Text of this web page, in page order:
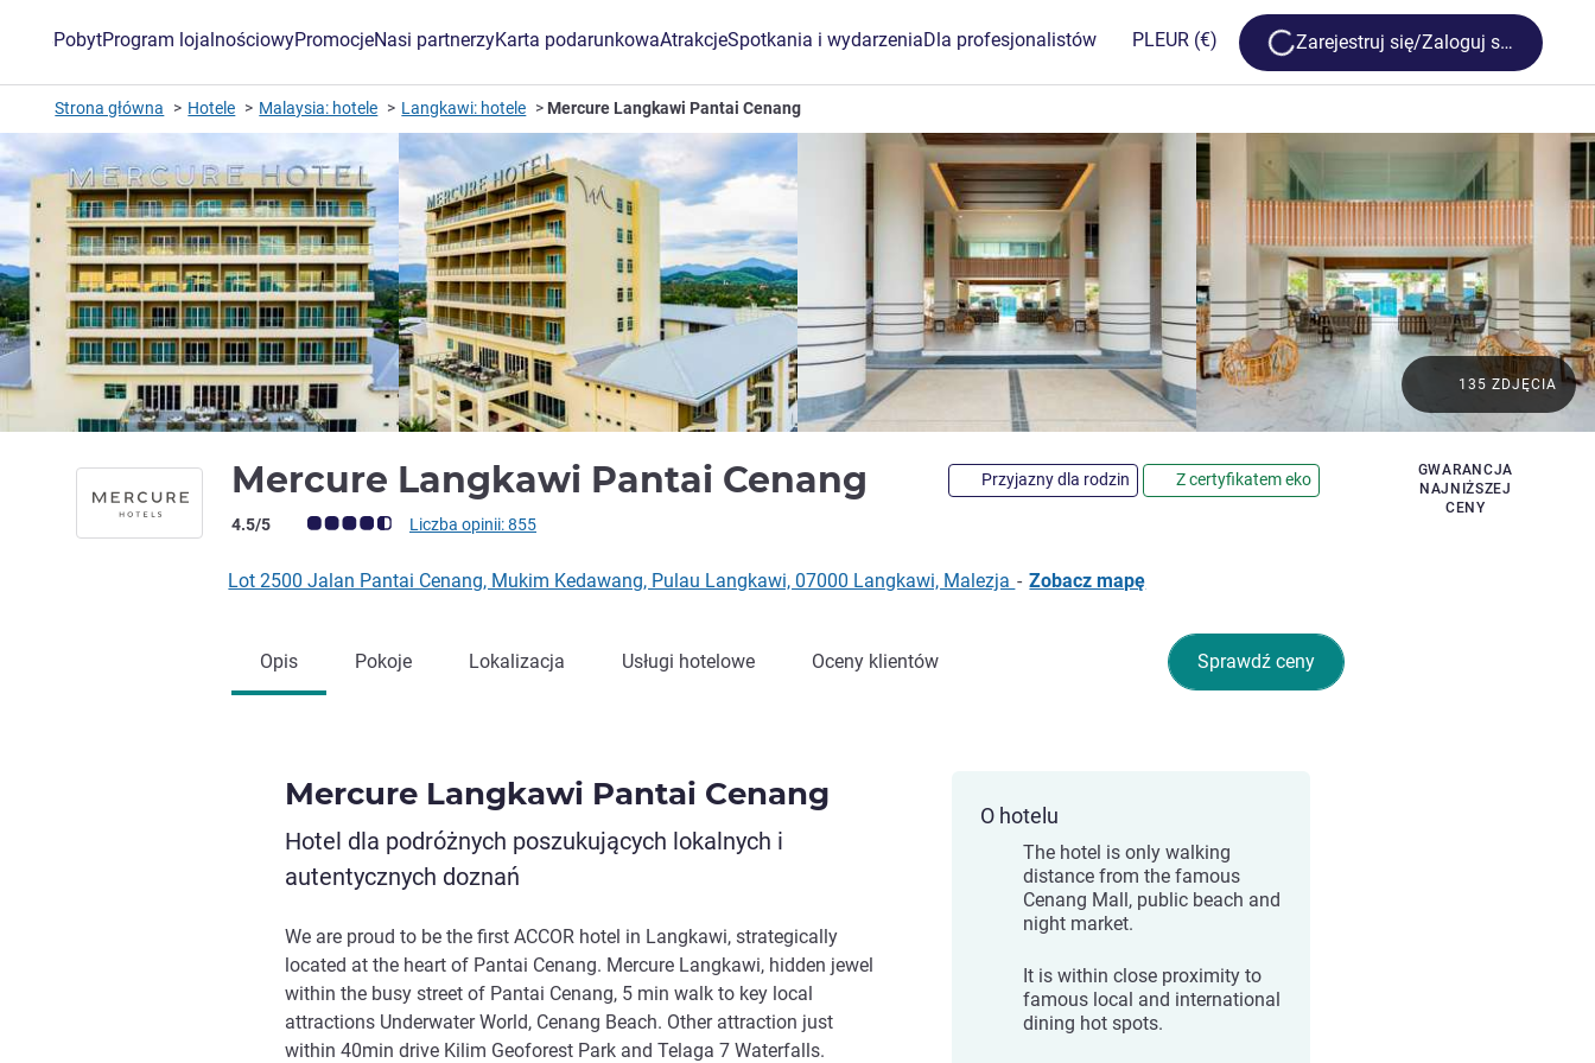
PobytProgram lojalnościowyPromocjeNasi partnerzyKarta podarunkowaAtrakcjeSpotkania i wydarzeniaDla profesjonalistów PLEUR (€) Loading...
Zarejestruj się/Zaloguj się
Strona główna Hotele Malaysia: hotele Langkawi: hotele Mercure Langkawi Pantai Cenang
Mercure Langkawi Pantai Cenang 4 gwiazdki
Przyjazny dla rodzin Z certyfikatem eko
Ocena klientów (Ocena ALL)
4.5/5 Liczba opinii: 855
GWARANCJA
NAJNIŻSZEJ
CENY
135 ZDJĘCIA
Lot 2500 Jalan Pantai Cenang, Mukim Kedawang, Pulau Langkawi, 07000 Langkawi, Malezja - Zobacz mapę
Sprawdź ceny
Opis Pokoje Lokalizacja Usługi hotelowe Oceny klientów
Mercure Langkawi Pantai Cenang
Hotel dla podróżnych poszukujących lokalnych i
autentycznych doznań
We are proud to be the first ACCOR hotel in Langkawi, strategically
located at the heart of Pantai Cenang. Mercure Langkawi, hidden jewel
within the busy street of Pantai Cenang, 5 min walk to key local
attractions Underwater World, Cenang Beach. Other attraction just
within 40min drive Kilim Geoforest Park and Telaga 7 Waterfalls.
O hotelu
The hotel is only walking
distance from the famous
Cenang Mall, public beach and
night market.
It is within close proximity to
famous local and international
dining hot spots.